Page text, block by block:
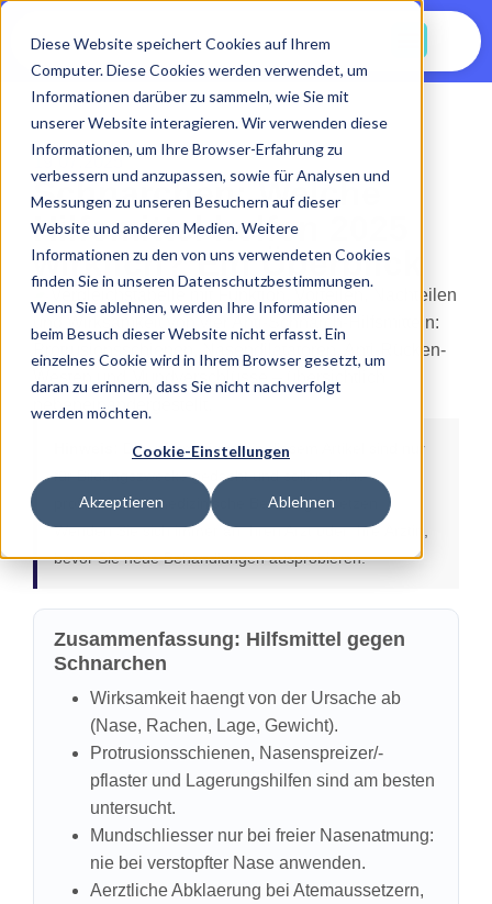
Diese Website speichert Cookies auf Ihrem
Computer. Diese Cookies werden verwendet, um
Informationen darüber zu sammeln, wie Sie mit
unserer Website interagieren. Wir verwenden diese
Informationen, um Ihre Browser-Erfahrung zu
verbessern und anzupassen, sowie für Analysen und
Messungen zu unseren Besuchern auf dieser
Website und anderen Medien. Weitere
Informationen zu den von uns verwendeten Cookies
finden Sie in unseren Datenschutzbestimmungen.
Wenn Sie ablehnen, werden Ihre Informationen
beim Besuch dieser Website nicht erfasst. Ein
einzelnes Cookie wird in Ihrem Browser gesetzt, um
daran zu erinnern, dass Sie nicht nachverfolgt
werden möchten.
Cookie-Einstellungen
Akzeptieren Ablehnen
19.07.2025
Schnarchen: Welche
Hilfsmittel helfen 2025
wirklich? Ein Überblick
Die Informationen in diesem Artikel sind nur
für Bildungszwecke gedacht und sollen keine
professionelle medizinische Beratung ersetzen.
Wenden Sie sich immer an Ihren Arzt oder Ihre Ärztin,
bevor Sie neue Behandlungen ausprobieren.
Zusammenfassung: Hilfsmittel gegen
Schnarchen
Wirksamkeit haengt von der Ursache ab
(Nase, Rachen, Lage, Gewicht).
Protrusionsschienen, Nasen­spreizer/-
pflaster und Lagerungshilfen sind am besten
untersucht.
Mundschliesser nur bei freier Nasenatmung:
nie bei verstopfter Nase anwenden.
Aerztliche Abklaerung bei Atemaussetzern,